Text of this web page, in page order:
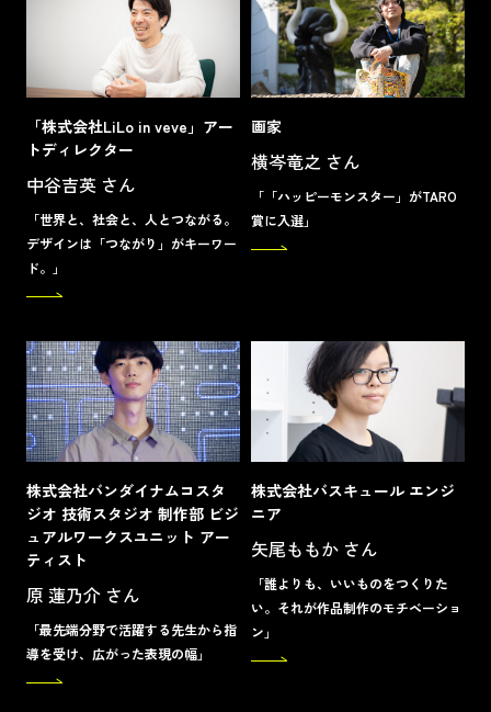
「株式会社LiLo in veve」アー
トディレクター
中谷吉英 さん
「世界と、社会と、人とつながる。
デザインは「つながり」がキーワー
ド。」
画家
横岑竜之 さん
「「ハッピーモンスター」がTARO
賞に入選」
株式会社バンダイナムコスタ
ジオ 技術スタジオ 制作部 ビジ
ュアルワークスユニット アー
ティスト
原 蓮乃介 さん
「最先端分野で活躍する先生から指
導を受け、広がった表現の幅」
株式会社バスキュール エンジ
ニア
矢尾ももか さん
「誰よりも、いいものをつくりた
い。それが作品制作のモチベーショ
ン」